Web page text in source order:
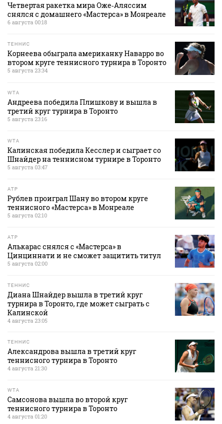
Четвертая ракетка мира Оже‑Аляссим
снялся с домашнего «Мастерса» в Монреале
6 августа 00:18
ТЕННИС
Корнеева обыграла американку Наварро во
втором круге теннисного турнира в Торонто
5 августа 23:34
WTA
Андреева победила Плишкову и вышла в
третий круг турнира в Торонто
5 августа 23:16
WTA
Калинская победила Кесслер и сыграет со
Шнайдер на теннисном турнире в Торонто
5 августа 03:47
ATP
Рублев проиграл Шану во втором круге
теннисного «Мастерса» в Монреале
5 августа 02:10
ATP
Алькарас снялся с «Мастерса» в
Цинциннати и не сможет защитить титул
5 августа 02:00
ТЕННИС
Диана Шнайдер вышла в третий круг
турнира в Торонто, где может сыграть с
Калинской
4 августа 23:05
ТЕННИС
Александрова вышла в третий круг
теннисного турнира в Торонто
4 августа 21:30
WTA
Самсонова вышла во второй круг
теннисного турнира в Торонто
4 августа 01:20